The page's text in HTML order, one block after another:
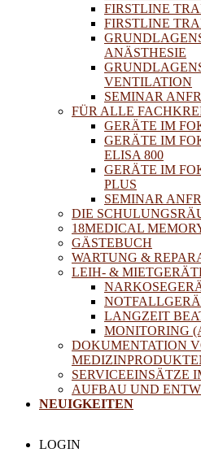
FIRSTLINE
FIRSTLINE
ANÄSTHESIE
VENTILATION
SEMINAR
FÜR ALLE
GERÄTE IM
GERÄTE IM
ELISA 800
GERÄTE IM
PLUS
SEMINAR
DIE
18MEDICAL
GÄSTEBUCH
WARTUNG &
LEIH- &
LANGZEIT
MONITORING
DOKUMENTATION
SERVICEEINSÄTZE
AUFBAU UND
NEUIGKEITEN
LOGIN